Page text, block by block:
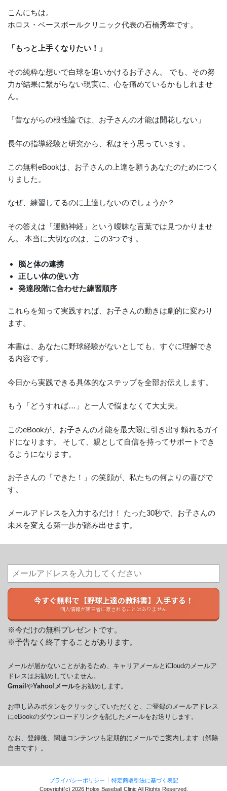
こんにちは。
ホロス・ベースボールクリニック代表の石橋秀幸です。
「もっと上手くなりたい！」
その純粋な想いで白球を追いかけるお子さん。 でも、その努
力が結果に繋がらない現実に、心を痛めているかもしれませ
ん。
「昔ながらの根性論では、お子さんの才能は開花しない」
長年の指導経験と研究から、私はそう思っています。
この無料eBookは、お子さんの上達を願うあなたのためにつく
りました。
なぜ、練習してるのに上達しないのでしょうか？
その答えは「運動神経」という曖昧な言葉では見つかりませ
ん。 本当に大切なのは、この3つです。
脳と体の連携
正しい体の使い方
発達段階に合わせた練習順序
これらを知って実践すれば、お子さんの動きは劇的に変わり
ます。
本書は、あなたに野球経験がないとしても、すぐに理解でき
る内容です。
今日から実践できる具体的なステップを全部お伝えします。
もう「どうすれば…」と一人で悩まなくて大丈夫。
このeBookが、お子さんの才能を最大限に引き出す頼れるガイ
ドになります。 そして、親として自信を持ってサポートでき
るようになります。
お子さんの「できた！」の笑顔が、私たちの何よりの喜びで
す。
メールアドレスを入力するだけ！ たった30秒で、お子さんの
未来を変える第一歩が踏み出せます。
今すぐ無料で【野球上達の教科書】入手する！
個人情報が第三者に渡されることはありません
※今だけの無料プレゼントです。
※予告なく終了することがあります。
メールが届かないことがあるため、キャリアメールとiCloudのメールア
ドレスはお勧めしていません。
Gmail やYahoo!メールをお勧めします。
お申し込みボタンをクリックしていただくと、ご登録のメールアドレス
にeBookのダウンロードリンクを記したメールをお送りします。
なお、登録後、関連コンテンツも定期的にメールでご案内します（解除
自由です）。
プライバシーポリシー
特定商取引法に基づく表記
Copyright(c) 2026 Holos Baseball Clinic All Rights Reserved.